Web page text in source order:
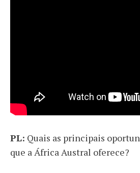
PL: Quais as principais
que a África Austral oferece?